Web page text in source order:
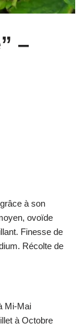
–
à son
ovoïde
Finesse de
Récolte de
Mi-Mai
à Octobre